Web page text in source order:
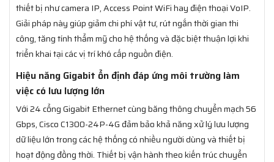
thiết bị như camera IP, Access Point WiFi hay điện thoại VoIP.
Giải pháp này giúp giảm chi phí vật tư, rút ngắn thời gian thi
công, tăng tính thẩm mỹ cho hệ thống và đặc biệt thuận lợi khi
triển khai tại các vị trí khó cấp nguồn điện.
Hiệu năng Gigabit ổn định đáp ứng môi trường làm
việc có lưu lượng lớn
Với 24 cổng Gigabit Ethernet cùng băng thông chuyển mạch 56
Gbps, Cisco C1300-24P-4G đảm bảo khả năng xử lý lưu lượng
dữ liệu lớn trong các hệ thống có nhiều người dùng và thiết bị
hoạt động đồng thời. Thiết bị vận hành theo kiến trúc chuyển